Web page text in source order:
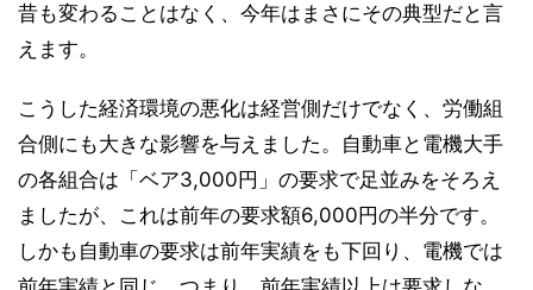
昔も変わることはなく、今年はまさにその典型だと言
えます。
こうした経済環境の悪化は経営側だけでなく、労働組
合側にも大きな影響を与えました。自動車と電機大手
の各組合は「ベア3,000円」の要求で足並みをそろえ
ましたが、これは前年の要求額6,000円の半分です。
しかも自動車の要求は前年実績をも下回り、電機では